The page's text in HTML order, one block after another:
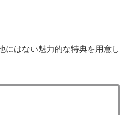
にはない魅力的な特典を用意し